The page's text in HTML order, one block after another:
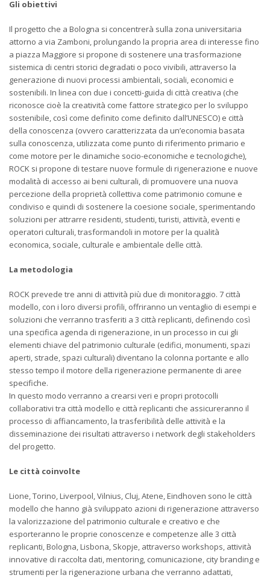
Gli obiettivi
Il progetto che a Bologna si concentrerà sulla zona universitaria
attorno a via Zamboni, prolungando la propria area di interesse fino
a piazza Maggiore si propone di sostenere una trasformazione
sistemica di centri storici degradati o poco vivibili, attraverso la
generazione di nuovi processi ambientali, sociali, economici e
sostenibili. In linea con due i concetti-guida di città creativa (che
riconosce cioè la creatività come fattore strategico per lo sviluppo
sostenibile, così come definito come definito dall’UNESCO) e città
della conoscenza (ovvero caratterizzata da un’economia basata
sulla conoscenza, utilizzata come punto di riferimento primario e
come motore per le dinamiche socio-economiche e tecnologiche),
ROCK si propone di testare nuove formule di rigenerazione e nuove
modalità di accesso ai beni culturali, di promuovere una nuova
percezione della proprietà collettiva come patrimonio comune e
condiviso e quindi di sostenere la coesione sociale, sperimentando
soluzioni per attrarre residenti, studenti, turisti, attività, eventi e
operatori culturali, trasformandoli in motore per la qualità
economica, sociale, culturale e ambientale delle città.
La metodologia
ROCK prevede tre anni di attività più due di monitoraggio. 7 città
modello, con i loro diversi profili, offriranno un ventaglio di esempi e
soluzioni che verranno trasferiti a 3 città replicanti, definendo così
una specifica agenda di rigenerazione, in un processo in cui gli
elementi chiave del patrimonio culturale (edifici, monumenti, spazi
aperti, strade, spazi culturali) diventano la colonna portante e allo
stesso tempo il motore della rigenerazione permanente di aree
specifiche.
In questo modo verranno a crearsi veri e propri protocolli
collaborativi tra città modello e città replicanti che assicureranno il
processo di affiancamento, la trasferibilità delle attività e la
disseminazione dei risultati attraverso i network degli stakeholders
del progetto.
Le città coinvolte
Lione, Torino, Liverpool, Vilnius, Cluj, Atene, Eindhoven sono le città
modello che hanno già sviluppato azioni di rigenerazione attraverso
la valorizzazione del patrimonio culturale e creativo e che
esporteranno le proprie conoscenze e competenze alle 3 città
replicanti, Bologna, Lisbona, Skopje, attraverso workshops, attività
innovative di raccolta dati, mentoring, comunicazione, city branding e
strumenti per la rigenerazione urbana che verranno adattati,